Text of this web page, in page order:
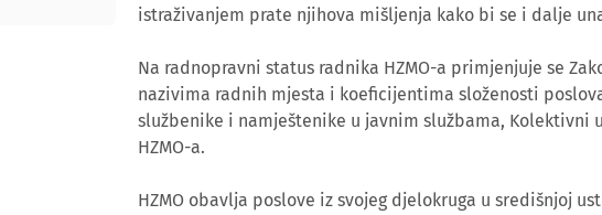
istraživanjem prate njihova mišljenja kako bi se i dalje
Na radnopravni status radnika HZMO-a primjenjuje se
nazivima radnih mjesta i koeficijentima složenosti
službenike i namještenike u javnim službama, Kolektivni
HZMO-a.
HZMO obavlja poslove iz svojeg djelokruga u središnjoj